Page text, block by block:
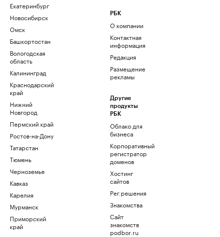
Екатеринбург
Новосибирск
Омск
Башкортостан
Вологодская
область
Калининград
Краснодарский
край
Нижний
Новгород
Пермский край
Ростов-на-Дону
Татарстан
Тюмень
Черноземье
Кавказ
Карелия
Мурманск
Приморский
край
РБК
О компании
Контактная
информация
Редакция
Размещение
рекламы
Другие
продукты
РБК
Облако для
бизнеса
Корпоративный
регистратор
доменов
Хостинг
сайтов
Рег.решения
Знакомства
Сайт
знакомств
podbor.ru